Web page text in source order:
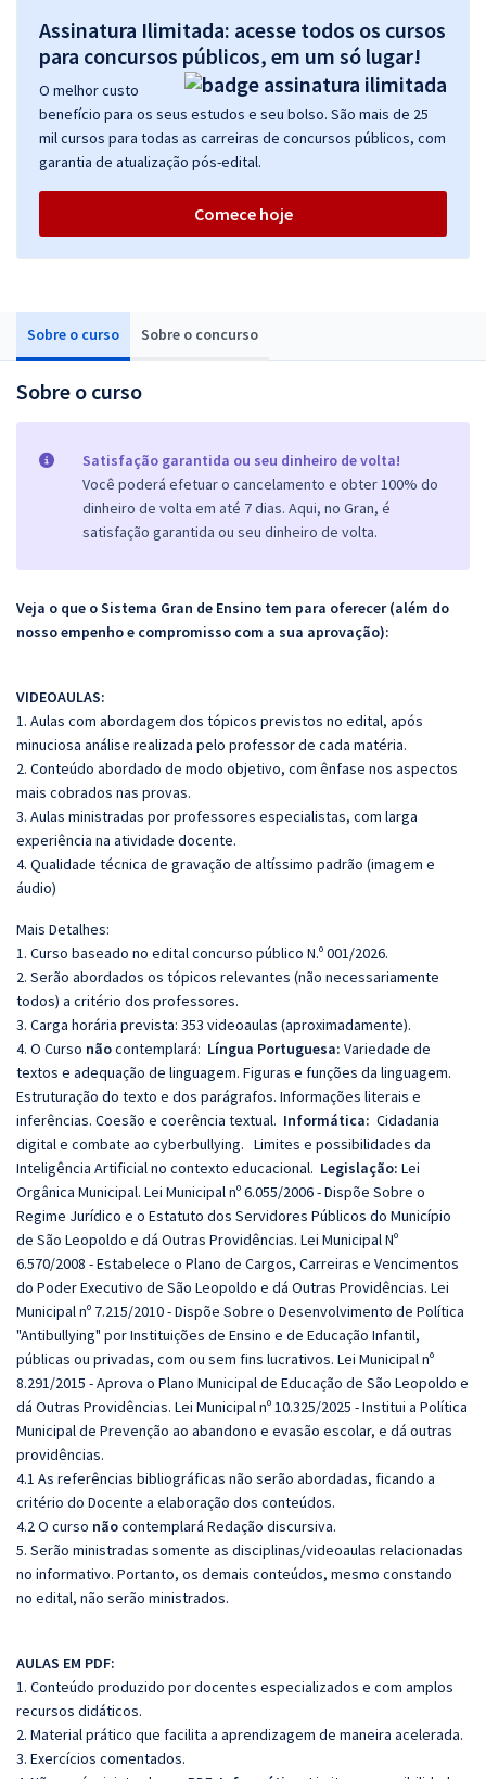
Sobre o curso Sobre o concurso
Sobre o curso
Satisfação garantida ou seu dinheiro de volta!
Você poderá efetuar o cancelamento e obter 100% do
dinheiro de volta em até 7 dias. Aqui, no Gran, é
satisfação garantida ou seu dinheiro de volta.
Veja o que o Sistema Gran de Ensino tem para oferecer (além do
nosso empenho e compromisso com a sua aprovação):
VIDEOAULAS:
1. Aulas com abordagem dos tópicos previstos no edital, após
minuciosa análise realizada pelo professor de cada matéria.
2. Conteúdo abordado de modo objetivo, com ênfase nos aspectos
mais cobrados nas provas.
3. Aulas ministradas por professores especialistas, com larga
experiência na atividade docente.
4. Qualidade técnica de gravação de altíssimo padrão (imagem e
áudio)
Mais Detalhes:
1. Curso baseado no edital concurso público N.º 001/2026.
2. Serão abordados os tópicos relevantes (não necessariamente
todos) a critério dos professores.
3. Carga horária prevista: 353 videoaulas (aproximadamente).
4. O Curso nãocontemplará: Língua Portuguesa: Variedade de
textos e adequação de linguagem. Figuras e funções da linguagem.
Estruturação do texto e dos parágrafos. Informações literais e
inferências. Coesão e coerência textual. Informática: Cidadania
digital e combate ao cyberbullying. Limites e possibilidades da
Inteligência Artificial no contexto educacional. Legislação: Lei
Orgânica Municipal. Lei Municipal nº 6.055/2006 - Dispõe Sobre o
Regime Jurídico e o Estatuto dos Servidores Públicos do Município
de São Leopoldo e dá Outras Providências. Lei Municipal Nº
6.570/2008 - Estabelece o Plano de Cargos, Carreiras e Vencimentos
do Poder Executivo de São Leopoldo e dá Outras Providências. Lei
Municipal nº 7.215/2010 - Dispõe Sobre o Desenvolvimento de Política
"Antibullying" por Instituições de Ensino e de Educação Infantil,
públicas ou privadas, com ou sem fins lucrativos. Lei Municipal nº
8.291/2015 - Aprova o Plano Municipal de Educação de São Leopoldo e
dá Outras Providências. Lei Municipal nº 10.325/2025 - Institui a Política
Municipal de Prevenção ao abandono e evasão escolar, e dá outras
providências.
4.1 As referências bibliográficas não serão abordadas, ficando a
critério do Docente a elaboração dos conteúdos.
4.2 O curso nãocontemplará Redação discursiva.
5. Serão ministradas somente as disciplinas/videoaulas relacionadas
no informativo. Portanto, os demais conteúdos, mesmo constando
no edital, não serão ministrados.
AULAS EM PDF:
1. Conteúdo produzido por docentes especializados e com amplos
recursos didáticos.
2. Material prático que facilita a aprendizagem de maneira acelerada.
3. Exercícios comentados.
Assinatura Ilimitada: acesse todos os cursos
para concursos públicos, em um só lugar!
O melhor custo
benefício para os seus estudos e seu bolso. São mais de 25
mil cursos para todas as carreiras de concursos públicos, com
garantia de atualização pós-edital.
Comece hoje